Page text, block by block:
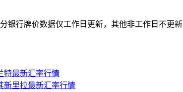
银行牌价数据仅工作日更新，其他非工作日不更新
特最新汇率行情
新里拉最新汇率行情